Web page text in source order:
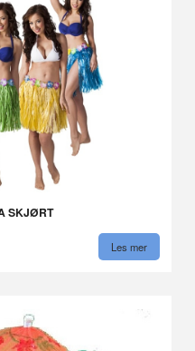
SKJØRT
Les mer